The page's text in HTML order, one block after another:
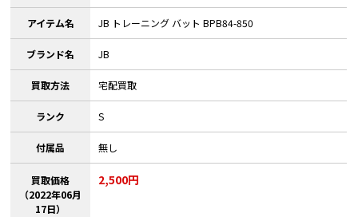
アイテム名 JB トレーニング バット BPB84-850
ブランド名 JB
買取方法 宅配買取
ランク S
付属品 無し
買取価格
（2022年06月
17日）
2,500円